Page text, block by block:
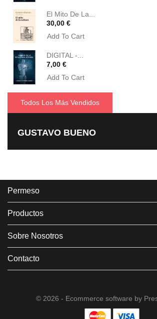
El Mito De La...
Precio
30,00 €
Add To Cart
DIGITAL -...
Precio
7,00 €
Add To Cart
Todos Los Más Vendidos
GUSTAVO BUENO
Permeso
Productos
Sobre Nosotros
Contacto
© 2026 - Ecommerce software by